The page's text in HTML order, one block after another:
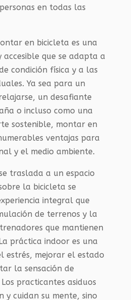
en todas las
en bicicleta es una
que se adapta a
condición física y a las
Ya sea para un
un desafiante
o incluso como una
sostenible, montar en
ventajas para
y el medio ambiente.
traslada a un espacio
la bicicleta se
integral que
de terrenos y la
que mantienen
práctica indoor es una
estrés, mejorar el estado
la sensación de
practicantes asiduos
y cuidan su mente, sino